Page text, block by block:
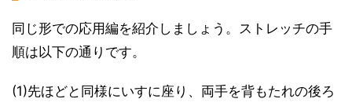
同じ形での応用編を紹介しましょう。ストレッチの手
順は以下の通りです。
(1)先ほどと同様にいすに座り、両手を背もたれの後ろ